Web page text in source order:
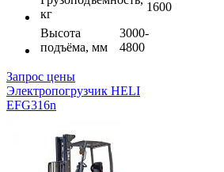
кг
1600
Высота
подъёма, мм
3000-
4800
Запрос цены
Электропогрузчик HELI
EFG316n